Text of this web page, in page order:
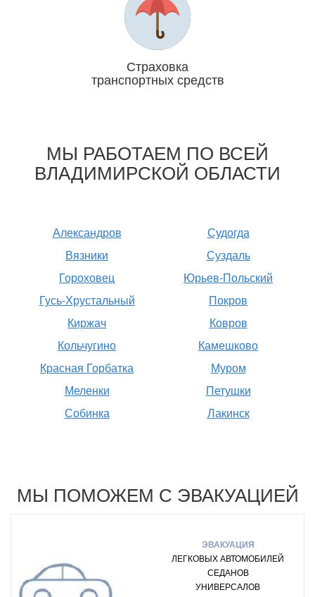
Страховка
транспортных средств
МЫ РАБОТАЕМ ПО ВСЕЙ
ВЛАДИМИРСКОЙ ОБЛАСТИ
Александров
Вязники
Гороховец
Гусь-Хрустальный
Киржач
Кольчугино
Красная Горбатка
Меленки
Собинка
Судогда
Суздаль
Юрьев-Польский
Покров
Ковров
Камешково
Муром
Петушки
Лакинск
МЫ ПОМОЖЕМ С ЭВАКУАЦИЕЙ
ЭВАКУАЦИЯ
ЛЕГКОВЫХ АВТОМОБИЛЕЙ
СЕДАНОВ
УНИВЕРСАЛОВ